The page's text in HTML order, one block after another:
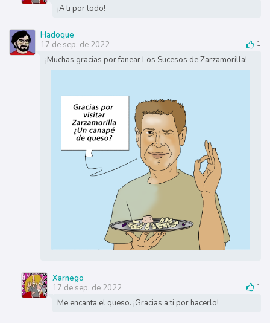
¡A ti por todo!
Hadoque
17 de sep. de 2022
1
¡Muchas gracias por fanear Los Sucesos de Zarzamorilla!
Xarnego
17 de sep. de 2022
1
Me encanta el queso. ¡Gracias a ti por hacerlo!